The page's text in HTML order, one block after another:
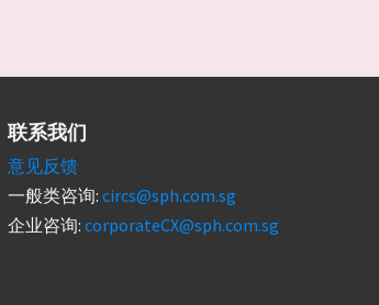
联系我们
意见反馈
一般类咨询: circs@sph.com.sg
企业咨询: corporateCX@sph.com.sg